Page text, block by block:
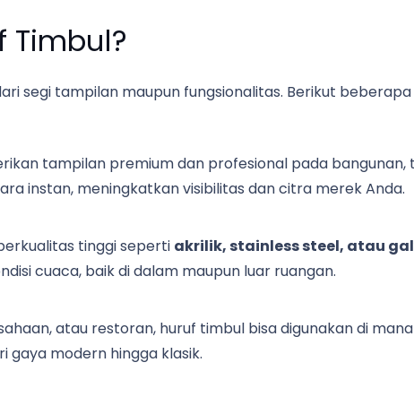
Timbul?
segi tampilan maupun fungsionalitas. Berikut
tampilan premium dan profesional pada bangunan,
instan, meningkatkan visibilitas dan citra merek Anda.
tinggi seperti akrilik, stainless steel, atau
cuaca, baik di dalam maupun luar ruangan.
atau restoran, huruf timbul bisa digunakan di
gaya modern hingga klasik.